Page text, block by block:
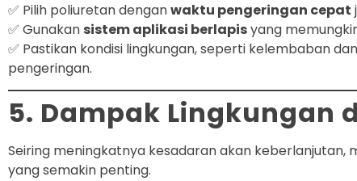
✅ Pilih poliuretan denganwaktu pengeringan cepat
✅ Gunakan sistem aplikasi berlapisyang
✅ Pastikan kondisi lingkungan, seperti kelembaban
pengeringan.
5. Dampak Lingkungan
Seiring meningkatnya kesadaran akan keberlanjutan,
yang semakin penting.